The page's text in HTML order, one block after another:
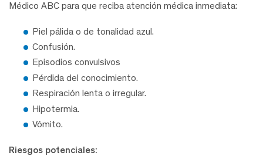
Médico ABC para que reciba atención médica inmediata:
Piel pálida o de tonalidad azul.
Confusión.
Episodios convulsivos
Pérdida del conocimiento.
Respiración lenta o irregular.
Hipotermia.
Vómito.
Riesgos potenciales: